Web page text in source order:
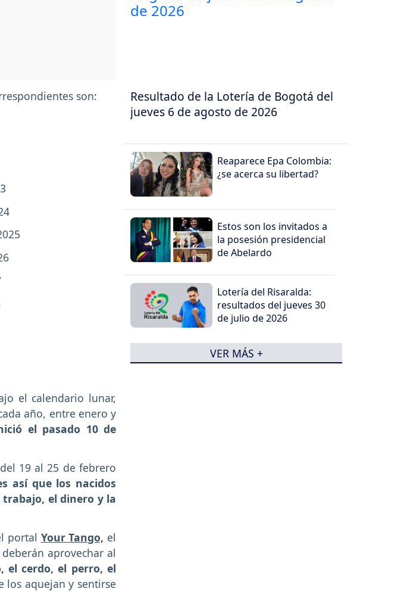
son:
el calendario lunar,
año, entre enero y
el pasado 10 de
19 al 25 de febrero
así que los nacidos
el dinero y la
portal Your Tango, el
aprovechar al
el cerdo, el perro, el
los aquejan y sentirse
Resultado de la Lotería de Bogotá del
jueves 6 de agosto de 2026
Reaparece Epa Colombia:
¿se acerca su libertad?
Estos son los invitados a
la posesión presidencial
de Abelardo
Lotería del Risaralda:
resultados del jueves 30
de julio de 2026
VER MÁS +